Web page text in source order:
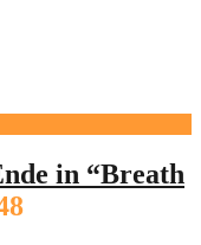
in “Breath